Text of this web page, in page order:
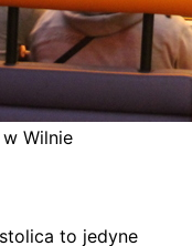
Wilnie
to jedyne